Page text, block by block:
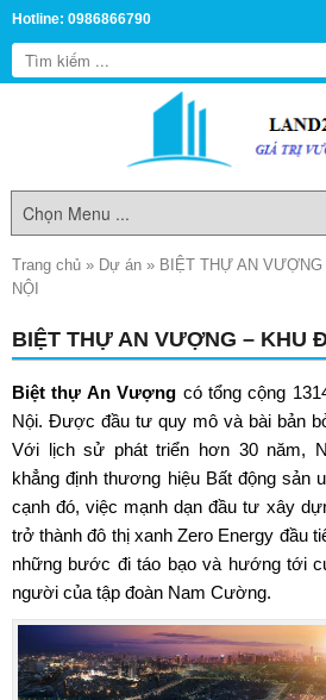
Hotline: 0986866790
Trang chủ » Dự án » BIỆT THỰ AN
NỘI
BIỆT THỰ AN VƯỢNG – KHU
Biệt thự An Vượng có tổng cộng
Nội. Được đầu tư quy mô và bài bản
Với lịch sử phát triển hơn 30 năm,
khẳng định thương hiệu Bất động sản
cạnh đó, việc mạnh dạn đầu tư xây
trở thành đô thị xanh Zero Energy đầu
những bước đi táo bạo và hướng tới
người của tập đoàn Nam Cường.